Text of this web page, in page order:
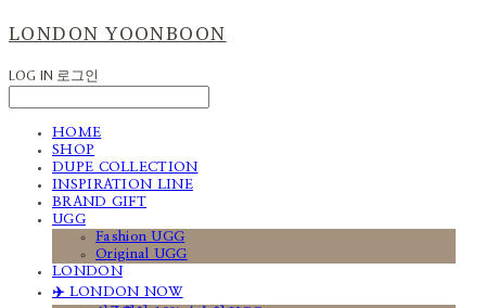
LONDON YOONBOON
LOG IN 로그인
HOME
SHOP
DUPE COLLECTION
INSPIRATION LINE
BRAND GIFT
UGG
Fashion UGG
Original UGG
LONDON
✈️ LONDON NOW